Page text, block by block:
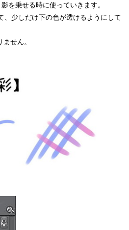
を乗せる時に使っていきます。
、少しだけ下の色が透けるようにして
せん。